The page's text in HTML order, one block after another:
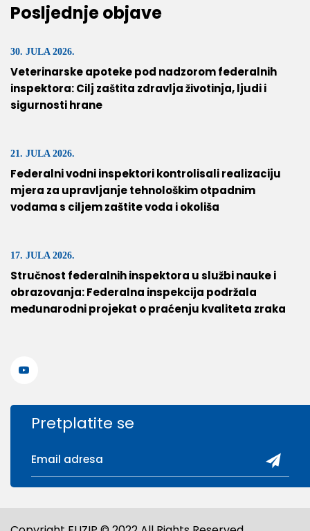
Posljednje objave
30. JULA 2026.
Veterinarske apoteke pod nadzorom federalnih
inspektora: Cilj zaštita zdravlja životinja, ljudi i
sigurnosti hrane
21. JULA 2026.
Federalni vodni inspektori kontrolisali realizaciju
mjera za upravljanje tehnološkim otpadnim
vodama s ciljem zaštite voda i okoliša
17. JULA 2026.
Stručnost federalnih inspektora u službi nauke i
obrazovanja: Federalna inspekcija podržala
međunarodni projekat o praćenju kvaliteta zraka
Pretplatite se